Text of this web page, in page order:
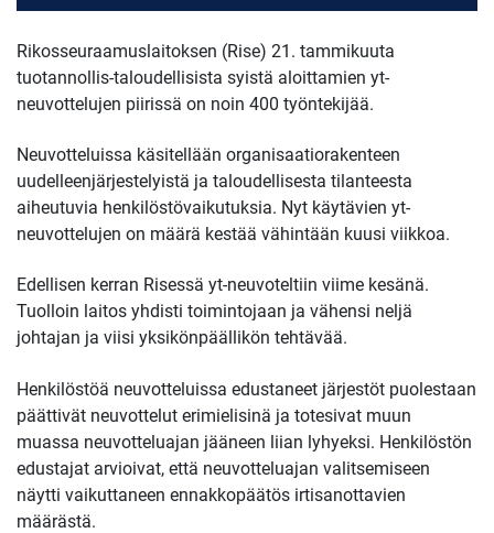
Rikosseuraamuslaitoksen (Rise) 21. tammikuuta
tuotannollis-taloudellisista syistä aloittamien yt-
neuvottelujen piirissä on noin 400 työntekijää.
Neuvotteluissa käsitellään organisaatiorakenteen
uudelleenjärjestelyistä ja taloudellisesta tilanteesta
aiheutuvia henkilöstövaikutuksia. Nyt käytävien yt-
neuvottelujen on määrä kestää vähintään kuusi viikkoa.
Edellisen kerran Risessä yt-neuvoteltiin viime kesänä.
Tuolloin laitos yhdisti toimintojaan ja vähensi neljä
johtajan ja viisi yksikönpäällikön tehtävää.
Henkilöstöä neuvotteluissa edustaneet järjestöt puolestaan
päättivät neuvottelut erimielisinä ja totesivat muun
muassa neuvotteluajan jääneen liian lyhyeksi. Henkilöstön
edustajat arvioivat, että neuvotteluajan valitsemiseen
näytti vaikuttaneen ennakkopäätös irtisanottavien
määrästä.